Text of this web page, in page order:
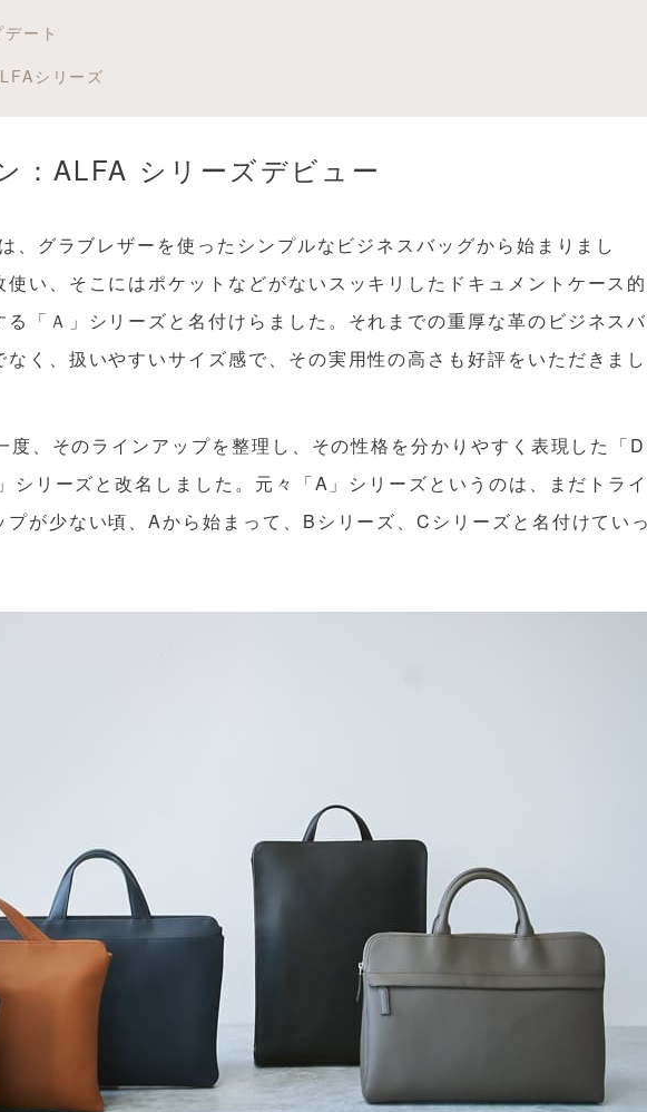
ート
シリーズ
：ALFA シリーズデビュー
、グラブレザーを使ったシンプルなビジネスバッグから始まりまし
い、そこにはポケットなどがないスッキリしたドキュメントケース的
「Ａ」シリーズと名付けらました。それまでの重厚な革のビジネスバ
く、扱いやすいサイズ感で、その実用性の高さも好評をいただきまし
度、そのラインアップを整理し、その性格を分かりやすく表現した「D
シリーズと改名しました。元々「A」シリーズというのは、まだトラ
が少ない頃、Aから始まって、Bシリーズ、Cシリーズと名付けてい